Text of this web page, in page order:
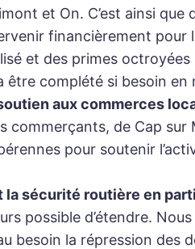
et On. C’est ainsi
financièrement pour
et des primes
complété si besoin
aux commerces
de Cap sur
pour soutenir
la sécurité routière en
possible d’étendre.
besoin la répression des